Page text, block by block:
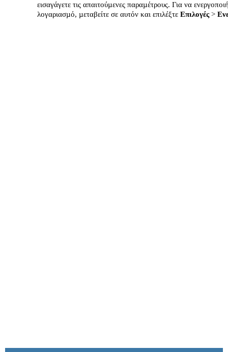
εισαγάγετε τις απαιτούµενες παραµέτρους. Για να
λογαριασµό, µεταβείτε σε αυτόν και επιλέξτε Επιλογές>